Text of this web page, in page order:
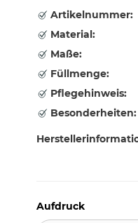
Artikelnummer:
Material:
Maße:
Füllmenge:
Pflegehinweis:
Besonderheiten:
Aufdruck